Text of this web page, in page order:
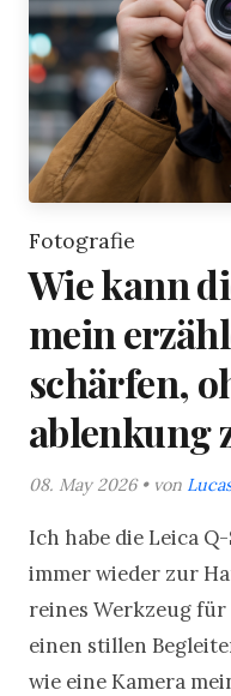
Fotografie
Wie kann
mein
schärfen,
ablenkung
08. May 2026 • von
Ich habe die Leica
immer wieder zur
reines Werkzeug
einen stillen
wie eine Kamera